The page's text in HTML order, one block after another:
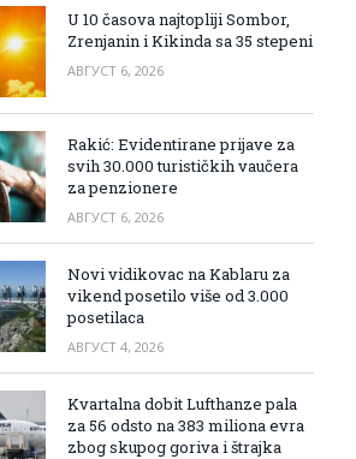
U 10 časova najtopliji Sombor,
Zrenjanin i Kikinda sa 35 stepeni
АВГУСТ 6, 2026
Rakić: Evidentirane prijave za
svih 30.000 turističkih vaučera
za penzionere
АВГУСТ 6, 2026
Novi vidikovac na Kablaru za
vikend posetilo više od 3.000
posetilaca
АВГУСТ 4, 2026
Kvartalna dobit Lufthanze pala
za 56 odsto na 383 miliona evra
zbog skupog goriva i štrajka